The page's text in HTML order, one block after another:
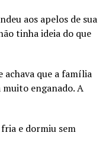
aos apelos de sua
tinha ideia do que
achava que a família
enganado. A
e dormiu sem